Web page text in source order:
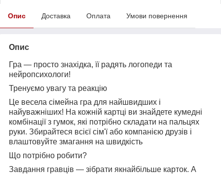
Опис Доставка Оплата Умови повернення
Опис
Гра — просто знахідка, її радять логопеди та
нейропсихологи!
Тренуємо увагу та реакцію
Це весела сімейна гра для найшвидших і
найуважніших! На кожній картці ви знайдете кумедні
комбінації з гумок, які потрібно складати на пальцях
руки. Збирайтеся всієї сім'ї або компанією друзів і
влаштовуйте змагання на швидкість
Що потрібно робити?
Завдання гравців — зібрати якнайбільше карток. А